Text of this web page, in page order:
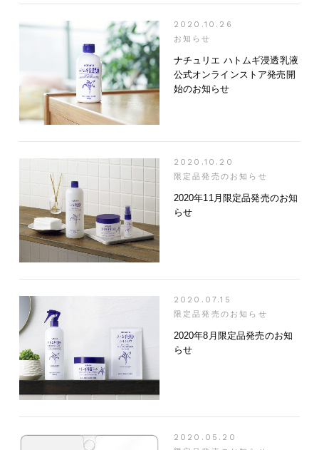
2020.10.26
お知らせ
ナチュリエ ハトムギ浸透乳液
公式オンラインストア発売開
始のお知らせ
2020.10.20
限定品発売のお知らせ
2020年11月限定品発売のお知
らせ
2020.07.15
限定品発売のお知らせ
2020年8月限定品発売のお知
らせ
2020.05.20